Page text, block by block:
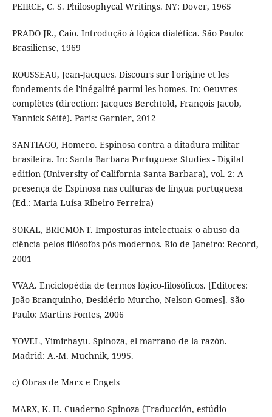
PEIRCE, C. S. Philosophycal Writings. NY: Dover, 1965
PRADO JR., Caio. Introdução à lógica dialética. São Paulo:
Brasiliense, 1969
ROUSSEAU, Jean-Jacques. Discours sur l'origine et les
fondements de l'inégalité parmi les homes. In: Oeuvres
complètes (direction: Jacques Berchtold, François Jacob,
Yannick Séité). Paris: Garnier, 2012
SANTIAGO, Homero. Espinosa contra a ditadura militar
brasileira. In: Santa Barbara Portuguese Studies - Digital
edition (University of California Santa Barbara), vol. 2: A
presença de Espinosa nas culturas de língua portuguesa
(Ed.: Maria Luísa Ribeiro Ferreira)
SOKAL, BRICMONT. Imposturas intelectuais: o abuso da
ciência pelos filósofos pós-modernos. Rio de Janeiro: Record,
2001
VVAA. Enciclopédia de termos lógico-filosóficos. [Editores:
João Branquinho, Desidério Murcho, Nelson Gomes]. São
Paulo: Martins Fontes, 2006
YOVEL, Yimirhayu. Spinoza, el marrano de la razón.
Madrid: A.-M. Muchnik, 1995.
c) Obras de Marx e Engels
MARX, K. H. Cuaderno Spinoza (Traducción, estúdio